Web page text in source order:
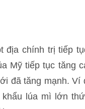
địa chính trị tiếp
Mỹ tiếp tục tăng
đã tăng mạnh. Ví
lúa mì lớn